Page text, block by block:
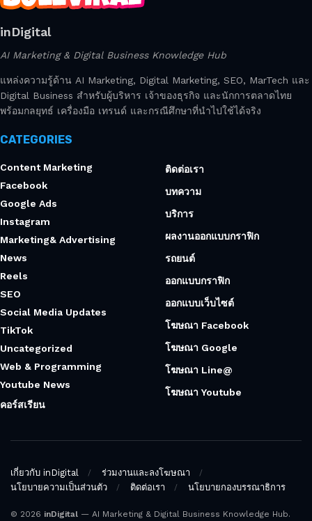
inDigital
AI Marketing & Digital Business Knowledge Hub
แหล่งความรู้ด้าน AI Marketing, Digital Marketing, SEO, MarTech และ
Digital Business สำหรับผู้บริหาร เจ้าของธุรกิจ และนักการตลาดไทย
พร้อมกลยุทธ์ เครื่องมือ เทรนด์ และกรณีศึกษาที่นำไปใช้ได้จริง
CATEGORIES
Content Marketing
Facebook
Google Ads
Instagram
Marketing& Advertising
News
Reels
SEO
Social Media Updates
TikTok
Uncategorized
Web & Programming
Youtube News
คอร์สเรียน
ติดต่อเรา
บทความ
บริการ
ผลงานออกแบบกราฟิก
รถยนต์
ออกแบบกราฟิก
ออกแบบเว็บไซต์
โฆษณา Facebook
โฆษณา Google
โฆษณา Line@
โฆษณา Youtube
เกี่ยวกับ inDigital
ร่วมงานและลงโฆษณา
นโยบายความเป็นส่วนตัว
ติดต่อเรา นโยบายกองบรรณาธิการ
© 2026 inDigital — AI Marketing & Digital Business Knowledge Hub.